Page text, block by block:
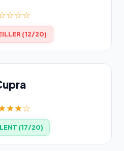
(12/20)
(17/20)